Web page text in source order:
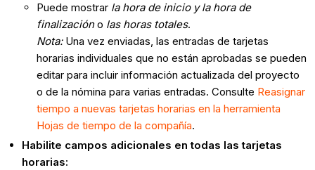
Puede mostrar la hora de inicio y la hora de
finalizacióno las horas totales.
Nota: Una vez enviadas, las entradas de tarjetas
horarias individuales que no están aprobadas se pueden
editar para incluir información actualizada del proyecto
o de la nómina para varias entradas. Consulte Reasignar
tiempo a nuevas tarjetas horarias en la herramienta
Hojas de tiempo de la compañía.
Habilite campos adicionales en todas las tarjetas
horarias: